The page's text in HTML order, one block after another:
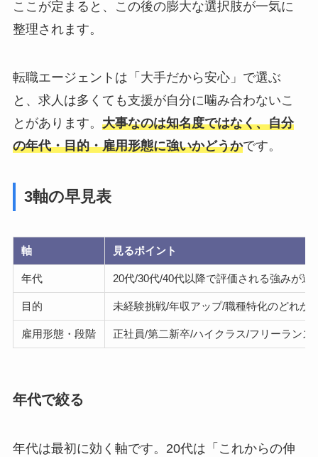
ここが定まると、この後の膨大な選択肢が一気に
整理されます。
転職エージェントは「大手だから安心」で選ぶ
と、求人は多くても支援が自分に噛み合わないこ
とがあります。 大事なのは知名度ではなく、自分
の年代・目的・雇用形態に強いかどうかです。
3軸の早見表
軸 見るポイント
年代 20代/30代/40代以降で評価される強みが違
目的 未経験挑戦/年収アップ/職種特化のどれか
雇用形態・段階 正社員/第二新卒/ハイクラス/フリーランス
年代で絞る
年代は最初に効く軸です。20代は「これからの伸